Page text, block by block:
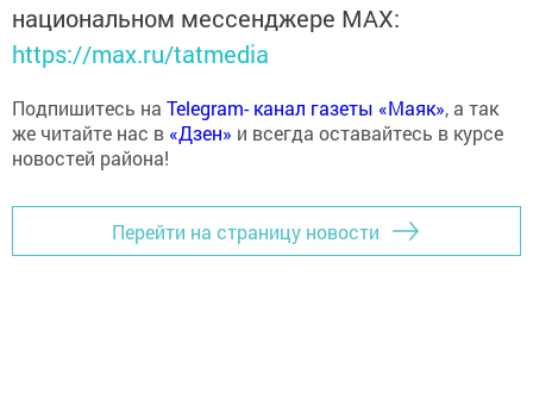
национальном мессенджере MАХ:
https://max.ru/tatmedia
Подпишитесь на Telegram- канал газеты «Маяк», а так
же читайте нас в «Дзен» и всегда оставайтесь в курсе
новостей района!
Перейти на страницу новости